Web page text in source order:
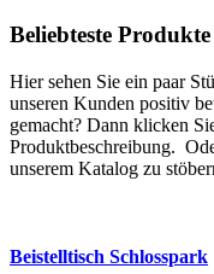
Beliebteste
Hier sehen Sie ein paar
unseren Kunden positiv
gemacht? Dann klicken
Produktbeschreibung.
unserem Katalog zu
Beistelltisch Schlosspark